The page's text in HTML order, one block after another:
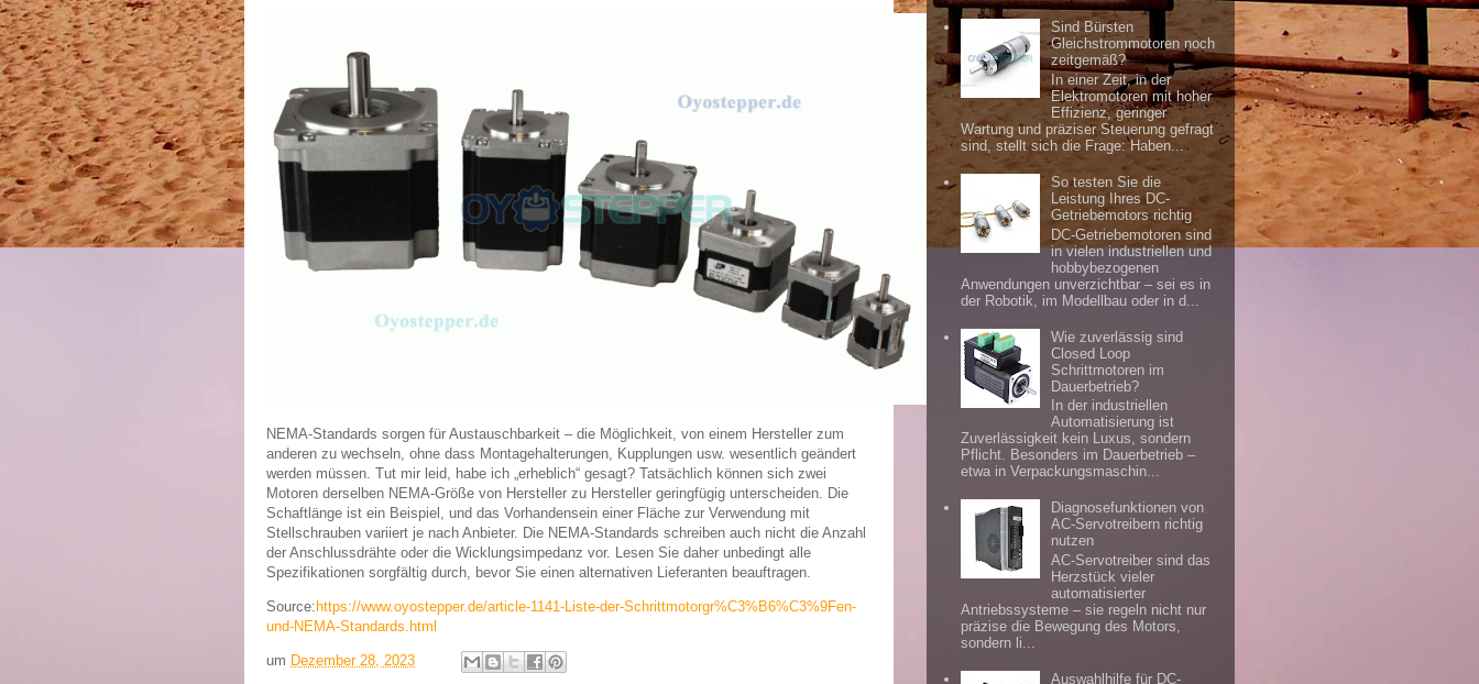
NEMA-Standards sorgen für Austauschbarkeit – die Möglichkeit, von einem Hersteller zum
anderen zu wechseln, ohne dass Montagehalterungen, Kupplungen usw. wesentlich geändert
werden müssen. Tut mir leid, habe ich „erheblich“ gesagt? Tatsächlich können sich zwei
Motoren derselben NEMA-Größe von Hersteller zu Hersteller geringfügig unterscheiden. Die
Schaftlänge ist ein Beispiel, und das Vorhandensein einer Fläche zur Verwendung mit
Stellschrauben variiert je nach Anbieter. Die NEMA-Standards schreiben auch nicht die Anzahl
der Anschlussdrähte oder die Wicklungsimpedanz vor. Lesen Sie daher unbedingt alle
Spezifikationen sorgfältig durch, bevor Sie einen alternativen Lieferanten beauftragen.
Source: https://www.oyostepper.de/article-1141-Liste-der-Schrittmotorgr%C3%B6%C3%9Fen-
und-NEMA-Standards.html
um Dezember 28, 2023
Sind Bürsten
Gleichstrommotoren noch
zeitgemäß?
In einer Zeit, in der
Elektromotoren mit hoher
Effizienz, geringer
Wartung und präziser Steuerung gefragt
sind, stellt sich die Frage: Haben...
So testen Sie die
Leistung Ihres DC-
Getriebemotors richtig
DC-Getriebemotoren sind
in vielen industriellen und
hobbybezogenen
Anwendungen unverzichtbar – sei es in
der Robotik, im Modellbau oder in d...
Wie zuverlässig sind
Closed Loop
Schrittmotoren im
Dauerbetrieb?
In der industriellen
Automatisierung ist
Zuverlässigkeit kein Luxus, sondern
Pflicht. Besonders im Dauerbetrieb –
etwa in Verpackungsmaschin...
Diagnosefunktionen von
AC-Servotreibern richtig
nutzen
AC-Servotreiber sind das
Herzstück vieler
automatisierter
Antriebssysteme – sie regeln nicht nur
präzise die Bewegung des Motors,
sondern li...
Auswahlhilfe für DC-